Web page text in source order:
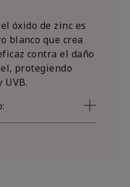
óxido de zinc es
blanco que crea
contra el daño
protegiendo
UVB.